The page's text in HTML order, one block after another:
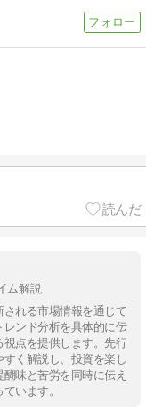
ム解説
れる市場情報を通じて
ンド分析を具体的に伝
点を提供します。先行
く解説し、投資を楽し
味と苦労を同時に伝え
います。